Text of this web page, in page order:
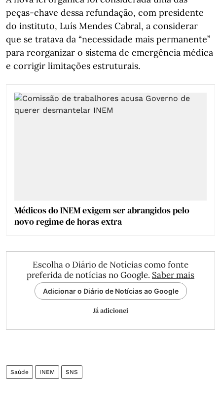
peças-chave dessa refundação, com presidente
do instituto, Luís Mendes Cabral, a considerar
que se tratava da “necessidade mais permanente”
para reorganizar o sistema de emergência médica
e corrigir limitações estruturais.
Médicos do INEM exigem ser abrangidos pelo
novo regime de horas extra
Escolha o Diário de Notícias como fonte
preferida de notícias no Google. Saber mais
Adicionar o Diário de Notícias ao Google
Já adicionei
Saúde INEM SNS